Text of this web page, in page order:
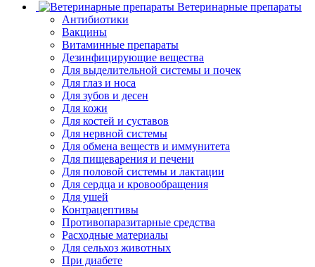
Ветеринарные препараты
Антибиотики
Вакцины
Витаминные препараты
Дезинфицирующие вещества
Для выделительной системы и почек
Для глаз и носа
Для зубов и десен
Для кожи
Для костей и суставов
Для нервной системы
Для обмена веществ и иммунитета
Для пищеварения и печени
Для половой системы и лактации
Для сердца и кровообращения
Для ушей
Контрацептивы
Противопаразитарные средства
Расходные материалы
Для сельхоз животных
При диабете